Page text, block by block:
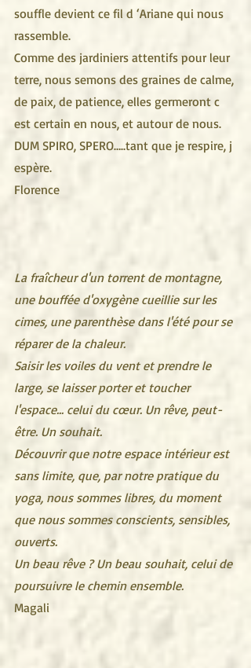
souffle devient ce fil d ‘Ariane qui nous
rassemble.
Comme des jardiniers attentifs pour leur
terre, nous semons des graines de calme,
de paix, de patience, elles germeront c
est certain en nous, et autour de nous.
DUM SPIRO, SPERO…..tant que je respire, j
espère.
Florence
La fraîcheur d'un torrent de montagne,
une bouffée d'oxygène cueillie sur les
cimes, une parenthèse dans l'été pour se
réparer de la chaleur.
Saisir les voiles du vent et prendre le
large, se laisser porter et toucher
l'espace... celui du cœur. Un rêve, peut-
être. Un souhait.
Découvrir que notre espace intérieur est
sans limite, que, par notre pratique du
yoga, nous sommes libres, du moment
que nous sommes conscients, sensibles,
ouverts.
Un beau rêve ? Un beau souhait, celui de
poursuivre le chemin ensemble.
Magali